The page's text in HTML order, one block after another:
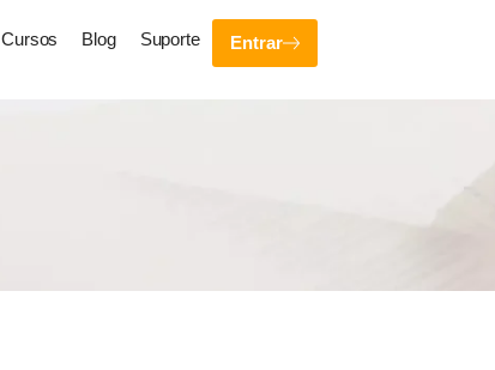
Cursos Blog Suporte Entrar